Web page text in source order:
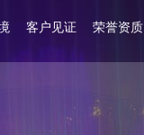
客户见证 荣誉资质